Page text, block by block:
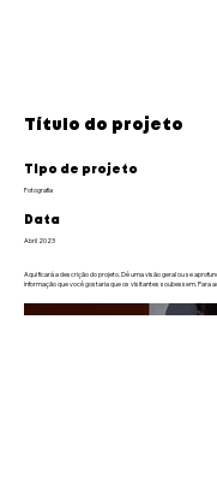
Título do projeto
Tipo de projeto
Fotografia
Data
Abril 2023
Aqui ficará a descrição do projeto. Dê uma visão geral ou se
informação que você gostaria que os visitantes soubessem. Para